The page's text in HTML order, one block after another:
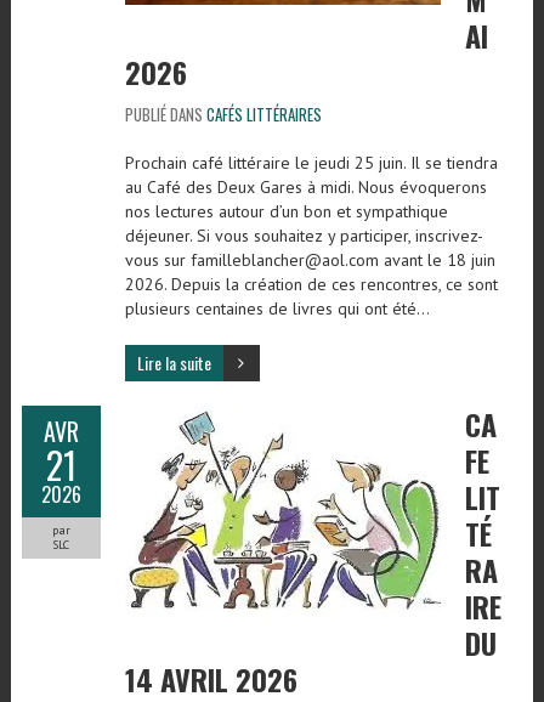
AI
2026
PUBLIÉ DANS CAFÉS LITTÉRAIRES
Prochain café littéraire le jeudi 25 juin. Il se tiendra
au Café des Deux Gares à midi. Nous évoquerons
nos lectures autour d’un bon et sympathique
déjeuner. Si vous souhaitez y participer, inscrivez-
vous sur familleblancher@aol.com avant le 18 juin
2026. Depuis la création de ces rencontres, ce sont
plusieurs centaines de livres qui ont été…
Lire la suite
AVR
21
2026
par
SLC
CA
FE
LIT
TÉ
RA
IRE
DU
14 AVRIL 2026